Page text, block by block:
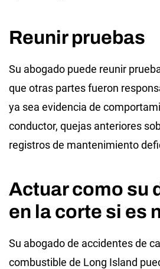
Reunir pruebas
Su abogado puede reunir
que otras partes fueron
ya sea evidencia de
conductor, quejas anteriores
registros de mantenimiento
Actuar como su
en la corte si es
Su abogado de accidentes de
combustible de Long Island